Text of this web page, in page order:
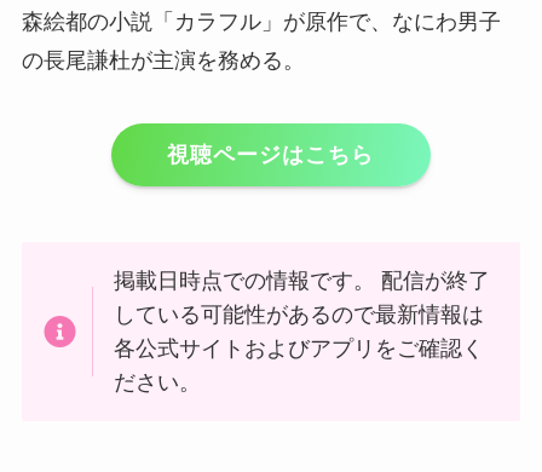
森絵都の小説「カラフル」が原作で、なにわ男子
の長尾謙杜が主演を務める。
視聴ページはこちら
掲載日時点での情報です。
配信が終了
している可能性があるので最新情報は
各公式サイトおよびアプリをご確認く
ださい。